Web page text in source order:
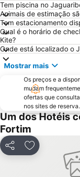
Tem piscina no
Animais de estimação
Tem estacionamento
Qual é o horário de
Kite?
Onde está localizado o
Mostrar mais
Os preços e a
mudam
ofertas que
nos sites de reserva.
Um dos Hotéis
Fortim
PartilharAdicionar